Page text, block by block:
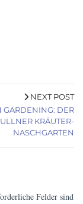
NEXT POST
GARDENING: DER
KRÄUTER-
NASCHGARTEN
Felder sind